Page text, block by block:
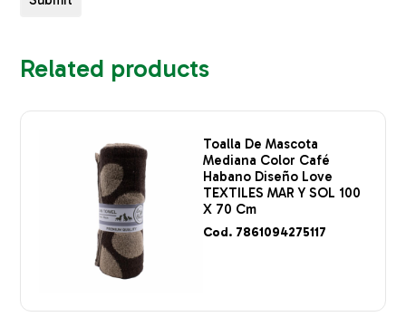
Related products
Toalla De Mascota
Mediana Color Café
Habano Diseño Love
TEXTILES MAR Y SOL 100
X 70 Cm
Cod. 7861094275117